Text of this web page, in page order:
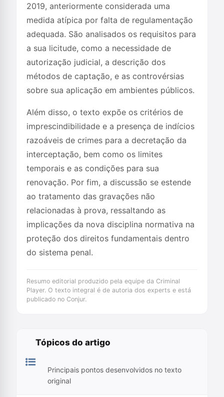
2019, anteriormente considerada uma
medida atípica por falta de regulamentação
adequada. São analisados os requisitos para
a sua licitude, como a necessidade de
autorização judicial, a descrição dos
métodos de captação, e as controvérsias
sobre sua aplicação em ambientes públicos.
Além disso, o texto expõe os critérios de
imprescindibilidade e a presença de indícios
razoáveis de crimes para a decretação da
interceptação, bem como os limites
temporais e as condições para sua
renovação. Por fim, a discussão se estende
ao tratamento das gravações não
relacionadas à prova, ressaltando as
implicações da nova disciplina normativa na
proteção dos direitos fundamentais dentro
do sistema penal.
Resumo editorial produzido pela equipe da Criminal
Player. O texto integral é de autoria dos experts e está
publicado no Conjur.
Tópicos do artigo
Principais pontos desenvolvidos no texto
original